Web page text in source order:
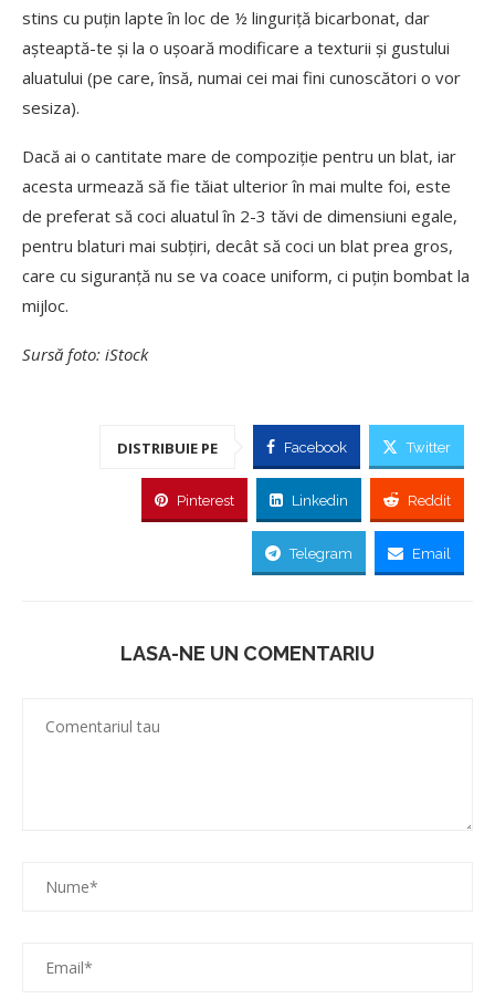
stins cu puţin lapte în loc de ½ linguriţă bicarbonat, dar
așteaptă-te și la o ușoară modificare a texturii și gustului
aluatului (pe care, însă, numai cei mai fini cunoscători o vor
sesiza).
Dacă ai o cantitate mare de compoziție pentru un blat, iar
acesta urmează să fie tăiat ulterior în mai multe foi, este
de preferat să coci aluatul în 2-3 tăvi de dimensiuni egale,
pentru blaturi mai subțiri, decât să coci un blat prea gros,
care cu siguranță nu se va coace uniform, ci puțin bombat la
mijloc.
Sursă foto: iStock
DISTRIBUIE PE Facebook Twitter
Pinterest Linkedin Reddit
Telegram Email
LASA-NE UN COMENTARIU